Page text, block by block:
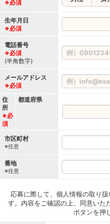
※必須
生年月日
※必須
電話番号
※必須
(半角数字)
メールアドレス
※必須
住
所
※必
須
都道府県
市区町村
※任意
番地
※任意
応募に際して、個人情報の取り
す。内容をご確認の上、同意いた
ボタンを押